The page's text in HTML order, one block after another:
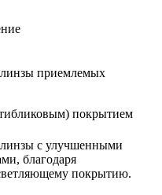
приемлемых
покрытием
с улучшенными
благодаря
покрытию.